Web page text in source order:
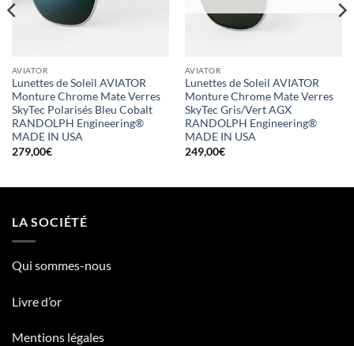
AVIATOR
Lunettes de Soleil AVIATOR
Monture Chrome Mate Verres
SkyTec Polarisés Bleu Cobalt
RANDOLPH Engineering®
MADE IN USA
279,00€
AVIATOR
Lunettes de Soleil AVIATOR
Monture Chrome Mate Verres
SkyTec Gris/Vert AGX
RANDOLPH Engineering®
MADE IN USA
249,00€
LA SOCIÉTÉ
Qui sommes-nous
Livre d’or
Mentions légales